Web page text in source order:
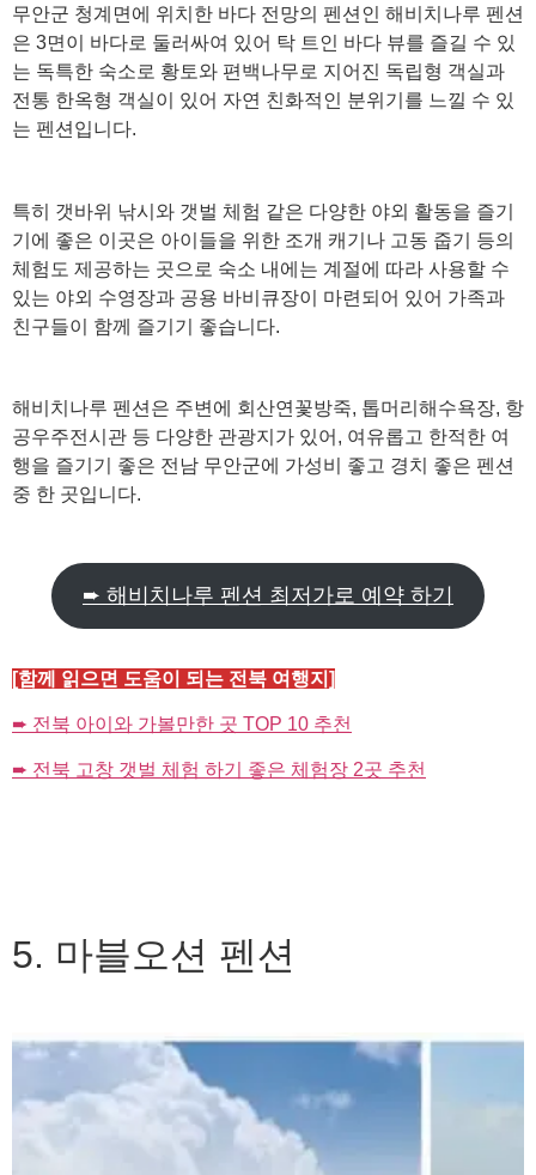
무안군 청계면에 위치한 바다 전망의 펜션인 해비치나루 펜션
은 3면이 바다로 둘러싸여 있어 탁 트인 바다 뷰를 즐길 수 있
는 독특한 숙소로 황토와 편백나무로 지어진 독립형 객실과
전통 한옥형 객실이 있어 자연 친화적인 분위기를 느낄 수 있
는 펜션입니다.
특히 갯바위 낚시와 갯벌 체험 같은 다양한 야외 활동을 즐기
기에 좋은 이곳은 아이들을 위한 조개 캐기나 고동 줍기 등의
체험도 제공하는 곳으로 숙소 내에는 계절에 따라 사용할 수
있는 야외 수영장과 공용 바비큐장이 마련되어 있어 가족과
친구들이 함께 즐기기 좋습니다.
해비치나루 펜션은 주변에 회산연꽃방죽, 톱머리해수욕장, 항
공우주전시관 등 다양한 관광지가 있어, 여유롭고 한적한 여
행을 즐기기 좋은 전남 무안군에 가성비 좋고 경치 좋은 펜션
중 한 곳입니다.
➨ 해비치나루 펜션 최저가로 예약 하기
[함께 읽으면 도움이 되는 전북 여행지]
➨ 전북 아이와 가볼만한 곳 TOP 10 추천
➨ 전북 고창 갯벌 체험 하기 좋은 체험장 2곳 추천
5. 마블오션 펜션